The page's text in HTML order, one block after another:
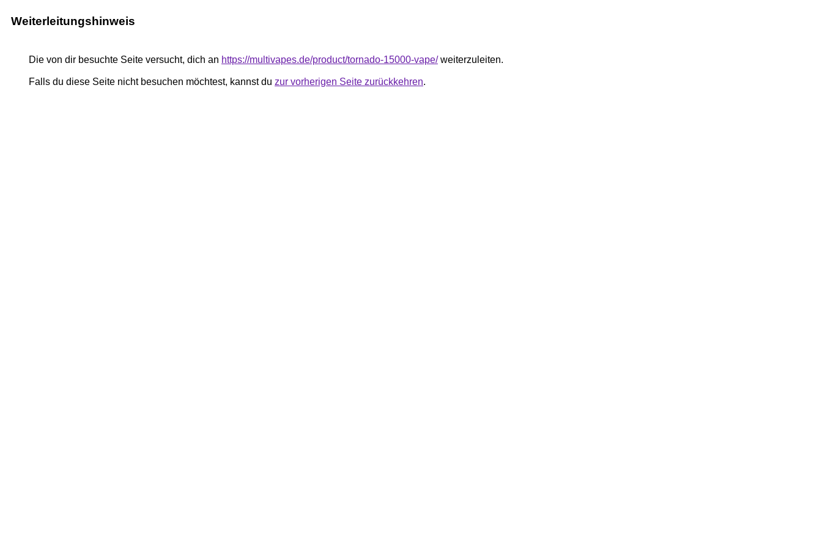
Weiterleitungshinweis
Die von dir besuchte Seite versucht, dich an https://multivapes.de/product/tornado-15000-vape/weiterzuleiten.
Falls du diese Seite nicht besuchen möchtest, kannst du zur vorherigen Seite zurückkehren.